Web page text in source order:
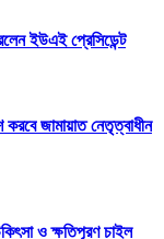
ইউএই প্রেসিডেন্ট
জামায়াত নেতৃত্বাধীন
ও ক্ষতিপূরণ চাইল